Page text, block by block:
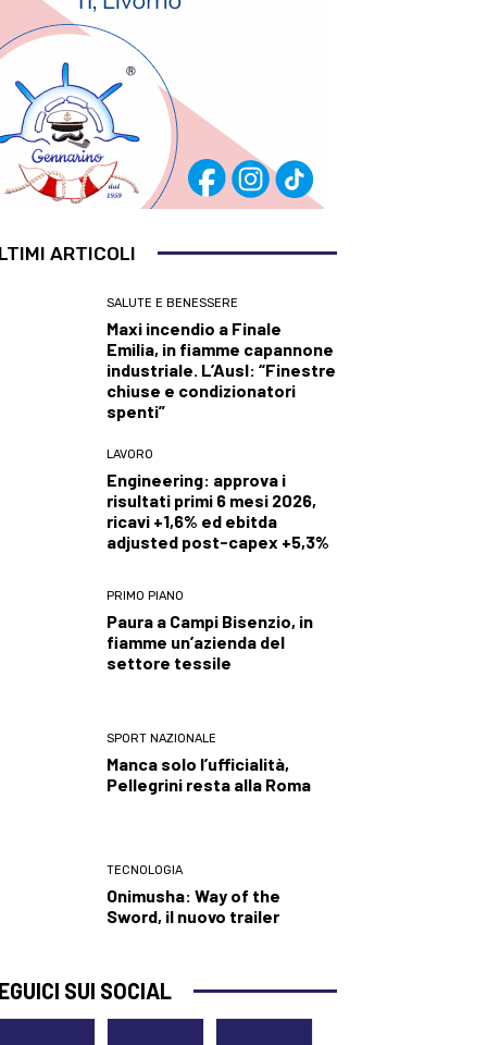
ARTICOLI
SALUTE E BENESSERE
Maxi incendio a Finale
Emilia, in fiamme capannone
industriale. L’Ausl: “Finestre
chiuse e condizionatori
spenti”
LAVORO
Engineering: approva i
risultati primi 6 mesi 2026,
ricavi +1,6% ed ebitda
adjusted post-capex +5,3%
PRIMO PIANO
Paura a Campi Bisenzio, in
fiamme un’azienda del
settore tessile
SPORT NAZIONALE
Manca solo l’ufficialità,
Pellegrini resta alla Roma
TECNOLOGIA
Onimusha: Way of the
Sword, il nuovo trailer
SUI SOCIAL